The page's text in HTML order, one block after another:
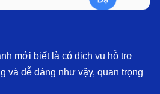
mới biết là có dịch vụ hỗ trợ
và dễ dàng như vậy, quan trọng